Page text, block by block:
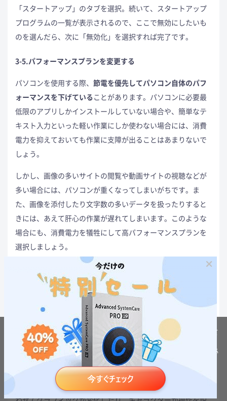
「スタートアップ」のタブを選択。続いて、スタートアップ
プログラムの一覧が表示されるので、ここで無効にしたいも
のを選んだら、次に「無効化」を選択すれば完了です。
3-5.パフォーマンスプランを変更する
パソコンを使用する際、 節電を優先してパソコン自体のパフ
ォーマンスを下げていることがあります。パソコンに必要最
低限のアプリしかインストールしていない場合や、簡単なテ
キスト入力といった軽い作業にしか使わない場合には、消費
電力を抑えておいても作業に支障が出ることはあまりないで
しょう。
しかし、画像の多いサイトの閲覧や動画サイトの視聴などが
多い場合には、パソコンが重くなってしまいがちです。ま
た、画像を添付したり文字数の多いデータを扱ったりすると
きには、あえて肝心の作業が遅れてしまいます。このような
場合にも、消費電力を犠牲にして高パフォーマンスプランを
選択しましょう。
こうすることで、パソコンの性能を向上させることができま
す。プランを変更するにはコントロールパネルをクリック
し、「システムとセキュリティ」から「電源オプション」と
進みます。続いて「追加プランの表示」を選択し、高パフォ
ーマンスに設定するだけです。
3-6.視覚エフェクトを最適化する
視覚エフェクトというのは、パソコンの画面上で使われてい
るさまざまな視覚効果のことをいいます。例えば、音楽に合
当ウェブサイトでは利用者の利便性の向上のためにクッキーを利用して
います。
引き続きこのサイトを閲覧するにはプライバシーポリシー
に同意する必
要があります。